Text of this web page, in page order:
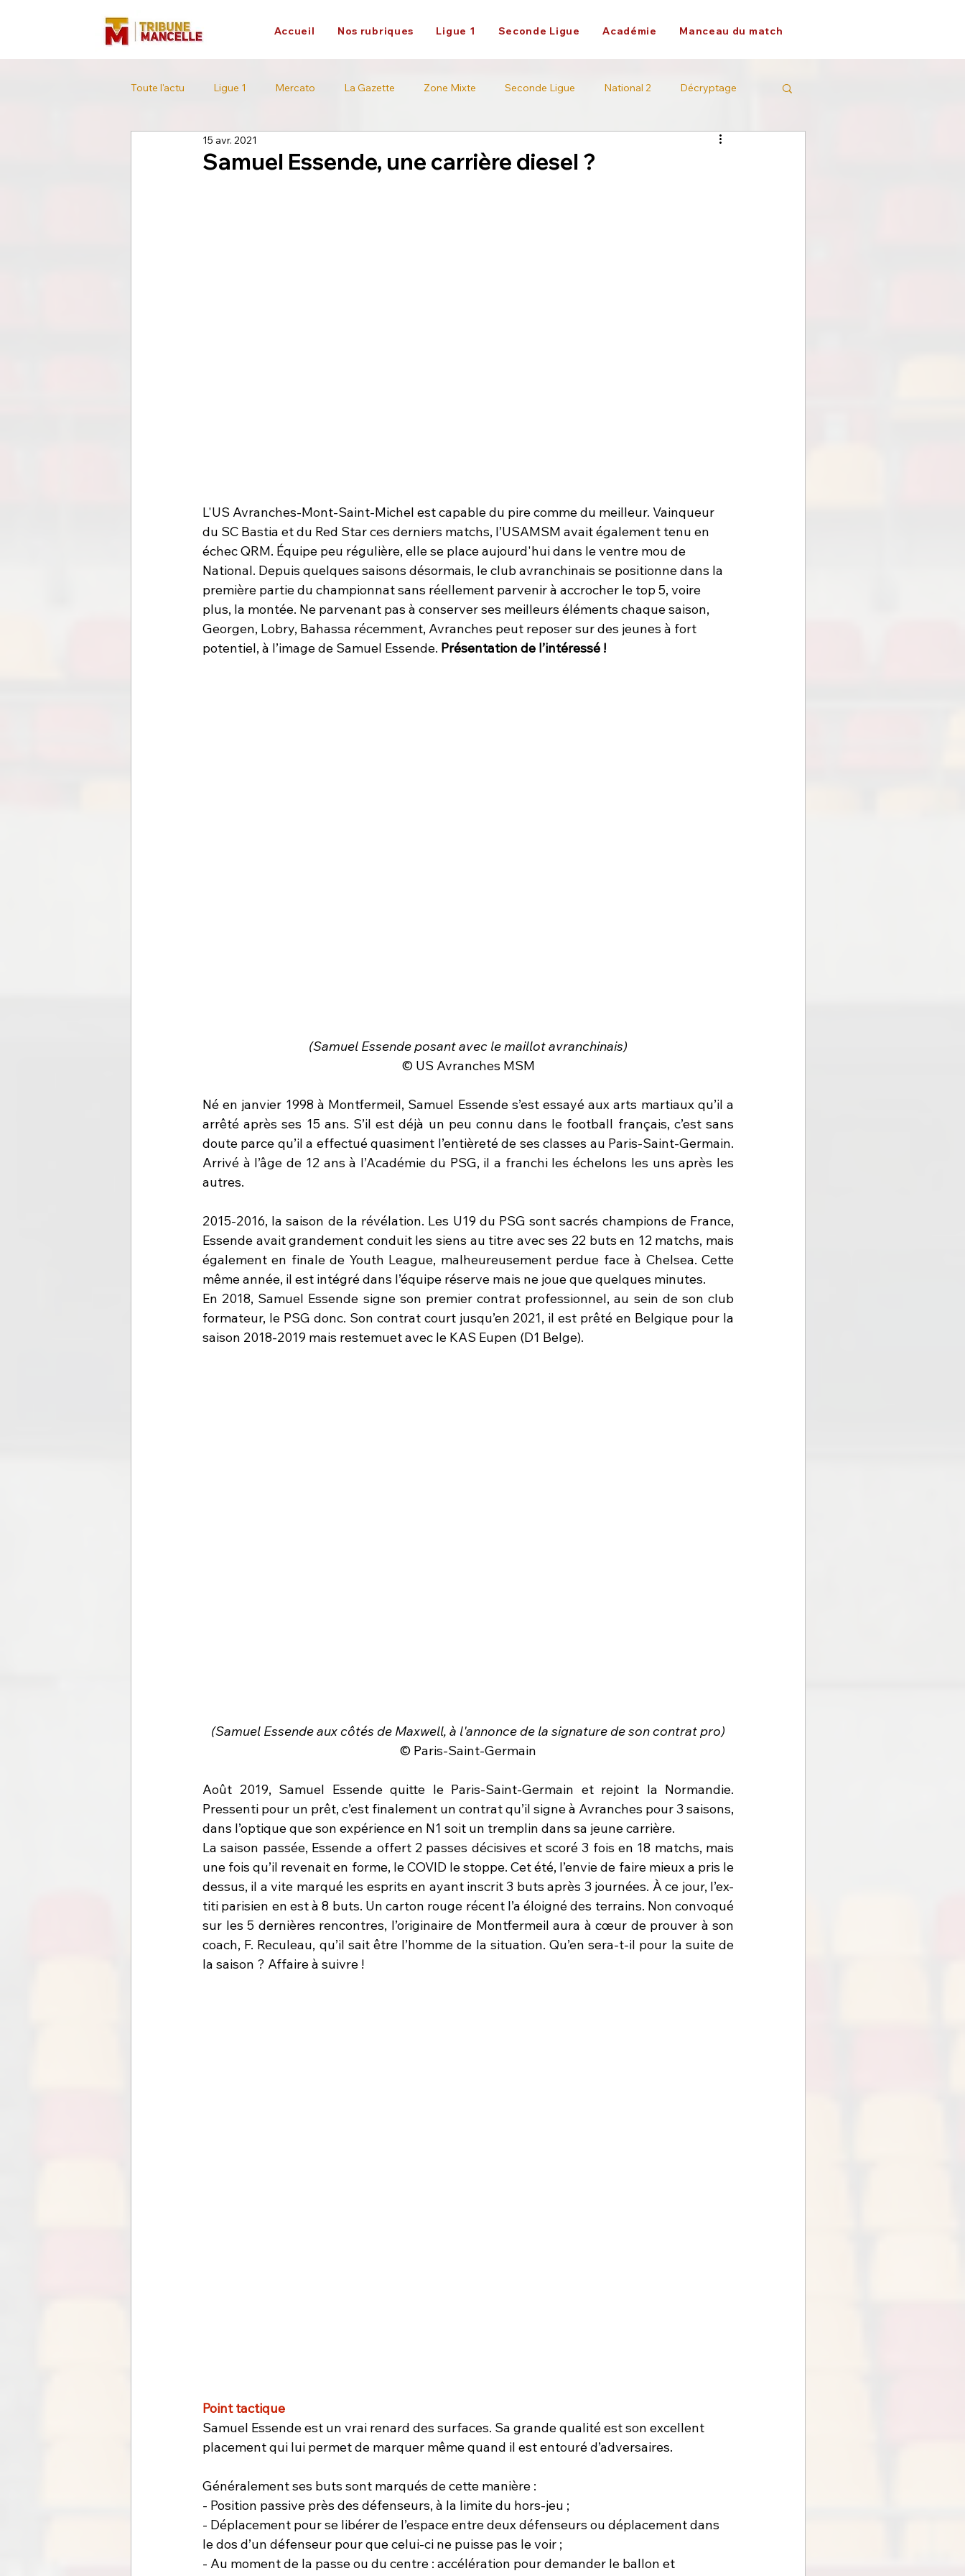
Accueil Nos rubriques Ligue 1 Seconde Ligue Académie Manceau du match
Toute l'actu Ligue 1 Mercato La Gazette Zone Mixte Seconde Ligue National 2 Décryptage
L'interview Tour de France
Samuel Essende, une carrière diesel ?
15 avr. 2021
L'US Avranches-Mont-Saint-Michel est capable du pire comme du meilleur. Vainqueur
du SC Bastia et du Red Star ces derniers matchs, l’USAMSM avait également tenu en
échec QRM. Équipe peu régulière, elle se place aujourd'hui dans le ventre mou de
National. Depuis quelques saisons désormais, le club avranchinais se positionne dans la
première partie du championnat sans réellement parvenir à accrocher le top 5, voire
plus, la montée. Ne parvenant pas à conserver ses meilleurs éléments chaque saison,
Georgen, Lobry, Bahassa récemment, Avranches peut reposer sur des jeunes à fort
potentiel, à l’image de Samuel Essende. Présentation de l’intéressé !
(Samuel Essende posant avec le maillot avranchinais)
© US Avranches MSM
Né en janvier 1998 à Montfermeil, Samuel Essende s’est essayé aux arts martiaux qu’il a
arrêté après ses 15 ans. S’il est déjà un peu connu dans le football français, c’est sans
doute parce qu’il a effectué quasiment l’entièreté de ses classes au Paris-Saint-Germain.
Arrivé à l’âge de 12 ans à l’Académie du PSG, il a franchi les échelons les uns après les
autres.
2015-2016, la saison de la révélation. Les U19 du PSG sont sacrés champions de France,
Essende avait grandement conduit les siens au titre avec ses 22 buts en 12 matchs, mais
également en finale de Youth League, malheureusement perdue face à Chelsea. Cette
même année, il est intégré dans l’équipe réserve mais ne joue que quelques minutes.
En 2018, Samuel Essende signe son premier contrat professionnel, au sein de son club
formateur, le PSG donc. Son contrat court jusqu’en 2021, il est prêté en Belgique pour la
saison 2018-2019 mais restemuet avec le KAS Eupen (D1 Belge).
(Samuel Essende aux côtés de Maxwell, à l'annonce de la signature de son contrat pro)
© Paris-Saint-Germain
Août 2019, Samuel Essende quitte le Paris-Saint-Germain et rejoint la Normandie.
Pressenti pour un prêt, c’est finalement un contrat qu’il signe à Avranches pour 3 saisons,
dans l’optique que son expérience en N1 soit un tremplin dans sa jeune carrière.
La saison passée, Essende a offert 2 passes décisives et scoré 3 fois en 18 matchs, mais
une fois qu’il revenait en forme, le COVID le stoppe. Cet été, l’envie de faire mieux a pris le
dessus, il a vite marqué les esprits en ayant inscrit 3 buts après 3 journées. À ce jour, l’ex-
titi parisien en est à 8 buts. Un carton rouge récent l’a éloigné des terrains. Non convoqué
sur les 5 dernières rencontres, l’originaire de Montfermeil aura à cœur de prouver à son
coach, F. Reculeau, qu’il sait être l’homme de la situation. Qu’en sera-t-il pour la suite de
la saison ? Affaire à suivre !
Point tactique
Samuel Essende est un vrai renard des surfaces. Sa grande qualité est son excellent
placement qui lui permet de marquer même quand il est entouré d’adversaires.
Généralement ses buts sont marqués de cette manière :
- Position passive près des défenseurs, à la limite du hors-jeu ;
- Déplacement pour se libérer de l’espace entre deux défenseurs ou déplacement dans
le dos d’un défenseur pour que celui-ci ne puisse pas le voir ;
- Au moment de la passe ou du centre : accélération pour demander le ballon et